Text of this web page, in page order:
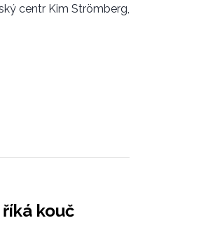
centr Kim Strömberg,
kouč